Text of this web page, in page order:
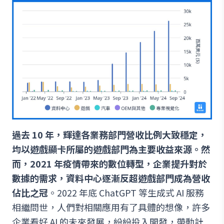
過去 10 年，輝達各業務部門營收比例大致穩定，
均以遊戲顯卡所屬的遊戲部門為主要收益來源。然
而，2021 年疫情帶來的數位轉型，企業提升對於
數據的需求，資料中心逐漸反超遊戲部門成為營收
佔比之冠 。2022 年底 ChatGPT 等生成式 AI 服務
相繼問世，人們對相關應用有了具體的想像，許多